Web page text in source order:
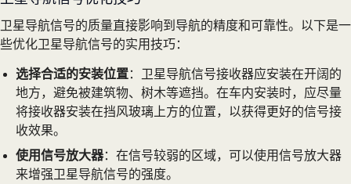
卫星导航信号的质量直接影响到导航的精度和可靠性。以下是一
些优化卫星导航信号的实用技巧：
选择合适的安装位置：卫星导航信号接收器应安装在开阔的
地方，避免被建筑物、树木等遮挡。在车内安装时，应尽量
将接收器安装在挡风玻璃上方的位置，以获得更好的信号接
收效果。
使用信号放大器：在信号较弱的区域，可以使用信号放大器
来增强卫星导航信号的强度。